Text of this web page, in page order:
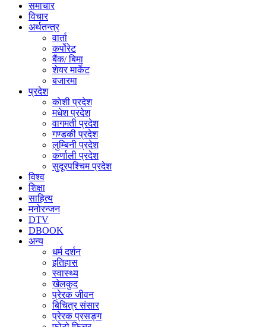
समाचार
विचार
अर्थतन्त्र
वार्ता
कर्पोरेट
बैंक/ बिमा
शेयर मार्केट
बजारमा
प्रदेश
काेशी प्रदेश
मधेश प्रदेश
वागमती प्रदेश
गण्डकी प्रदेश
लुम्बिनी प्रदेश
कर्णाली प्रदेश
सुदूरपश्चिम प्रदेश
विश्व
शिक्षा
साहित्य
मनोरन्जन
DTV
DBOOK
अन्य
धर्म दर्शन
इतिहास
स्वास्थ्य
खेलकुद
प्रेरक जीवन
बिचित्र संसार
प्रेरक प्रसङ्ग